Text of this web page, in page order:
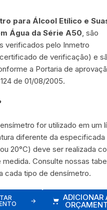
para Álcool Etílico e
Água da Série A50 , são
verificados pelo Inmetro
de verificação) e
a Portaria de
de 01/08/2005.
for utilizado em um
diferente da especificada
20°C) deve ser realizada
medida. Consulte nossas
cada tipo de densímetro.
→ ADICIONAR